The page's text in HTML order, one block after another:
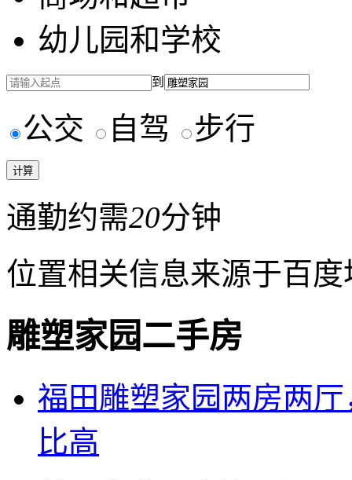
幼儿园和学校
到
公交 自驾 步行
通勤约需20分钟
位置相关信息来源于百
雕塑家园二手房
福田雕塑家园两房两
比高